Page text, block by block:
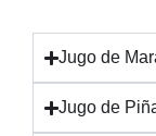
Jugo de
Jugo de